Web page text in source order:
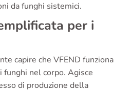
da funghi sistemici.
per i
capire che VFEND funziona
funghi nel corpo. Agisce
di produzione della